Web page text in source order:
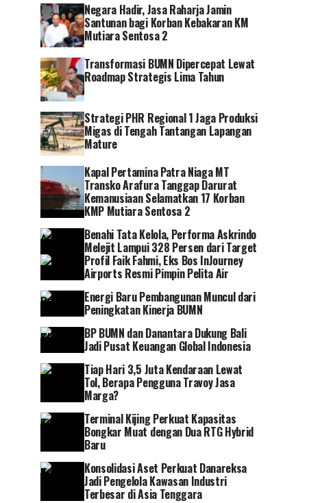
Negara Hadir, Jasa Raharja Jamin
Santunan bagi Korban Kebakaran KM
Mutiara Sentosa 2
Transformasi BUMN Dipercepat Lewat
Roadmap Strategis Lima Tahun
Strategi PHR Regional 1 Jaga Produksi
Migas di Tengah Tantangan Lapangan
Mature
Kapal Pertamina Patra Niaga MT
Transko Arafura Tanggap Darurat
Kemanusiaan Selamatkan 17 Korban
KMP Mutiara Sentosa 2
Benahi Tata Kelola, Performa Askrindo
Melejit Lampui 328 Persen dari Target
Profil Faik Fahmi, Eks Bos InJourney
Airports Resmi Pimpin Pelita Air
Energi Baru Pembangunan Muncul dari
Peningkatan Kinerja BUMN
BP BUMN dan Danantara Dukung Bali
Jadi Pusat Keuangan Global Indonesia
Tiap Hari 3,5 Juta Kendaraan Lewat
Tol, Berapa Pengguna Travoy Jasa
Marga?
Terminal Kijing Perkuat Kapasitas
Bongkar Muat dengan Dua RTG Hybrid
Baru
Konsolidasi Aset Perkuat Danareksa
Jadi Pengelola Kawasan Industri
Terbesar di Asia Tenggara